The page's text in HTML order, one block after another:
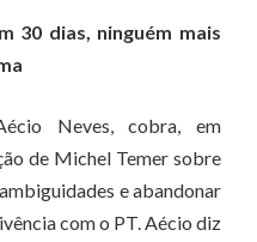
30 dias, ninguém mais
Neves, cobra, em
de Michel Temer sobre
e abandonar
com o PT. Aécio diz